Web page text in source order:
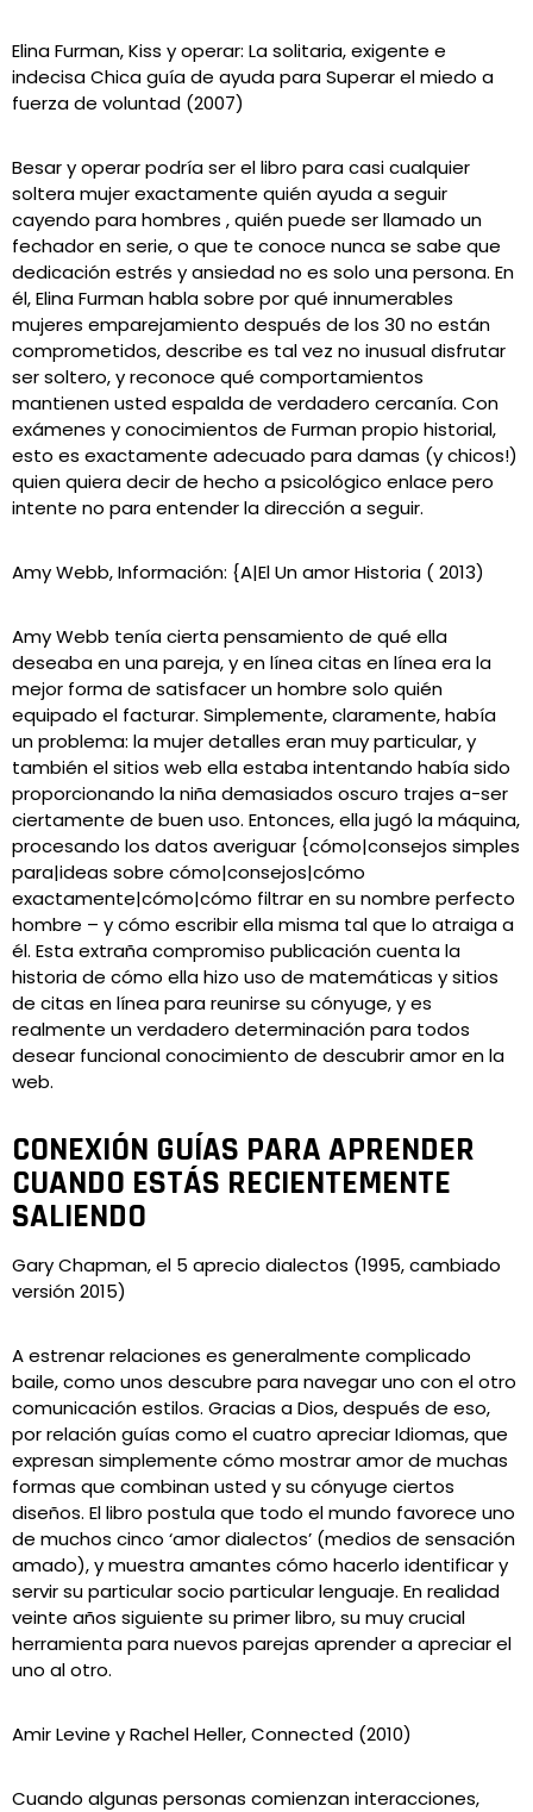
Elina Furman, Kiss y operar: La solitaria, exigente e
indecisa Chica guía de ayuda para Superar el miedo a
fuerza de voluntad (2007)
Besar y operar podría ser el libro para casi cualquier
soltera mujer exactamente quién ayuda a seguir
cayendo para hombres , quién puede ser llamado un
fechador en serie, o que te conoce nunca se sabe que
dedicación estrés y ansiedad no es solo una persona. En
él, Elina Furman habla sobre por qué innumerables
mujeres emparejamiento después de los 30 no están
comprometidos, describe es tal vez no inusual disfrutar
ser soltero, y reconoce qué comportamientos
mantienen usted espalda de verdadero cercanía. Con
exámenes y conocimientos de Furman propio historial,
esto es exactamente adecuado para damas (y chicos!)
quien quiera decir de hecho a psicológico enlace pero
intente no para entender la dirección a seguir.
Amy Webb, Información: {A|El Un amor Historia ( 2013)
Amy Webb tenía cierta pensamiento de qué ella
deseaba en una pareja, y en línea citas en línea era la
mejor forma de satisfacer un hombre solo quién
equipado el facturar. Simplemente, claramente, había
un problema: la mujer detalles eran muy particular, y
también el sitios web ella estaba intentando había sido
proporcionando la niña demasiados oscuro trajes a-ser
ciertamente de buen uso. Entonces, ella jugó la máquina,
procesando los datos averiguar {cómo|consejos simples
para|ideas sobre cómo|consejos|cómo
exactamente|cómo|cómo filtrar en su nombre perfecto
hombre – y cómo escribir ella misma tal que lo atraiga a
él. Esta extraña compromiso publicación cuenta la
historia de cómo ella hizo uso de matemáticas y sitios
de citas en línea para reunirse su cónyuge, y es
realmente un verdadero determinación para todos
desear funcional conocimiento de descubrir amor en la
web.
CONEXIÓN GUÍAS PARA APRENDER
CUANDO ESTÁS RECIENTEMENTE
SALIENDO
Gary Chapman, el 5 aprecio dialectos (1995, cambiado
versión 2015)
A estrenar relaciones es generalmente complicado
baile, como unos descubre para navegar uno con el otro
comunicación estilos. Gracias a Dios, después de eso,
por relación guías como el cuatro apreciar Idiomas, que
expresan simplemente cómo mostrar amor de muchas
formas que combinan usted y su cónyuge ciertos
diseños. El libro postula que todo el mundo favorece uno
de muchos cinco ‘amor dialectos’ (medios de sensación
amado), y muestra amantes cómo hacerlo identificar y
servir su particular socio particular lenguaje. En realidad
veinte años siguiente su primer libro, su muy crucial
herramienta para nuevos parejas aprender a apreciar el
uno al otro.
Amir Levine y Rachel Heller, Connected (2010)
Cuando algunas personas comienzan interacciones,